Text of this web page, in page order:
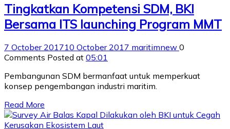
Tingkatkan Kompetensi SDM, BKI
Bersama ITS launching Program MMT
7 October 201710 October 2017 maritimnew 0
Comments Posted at 05:01
Pembangunan SDM bermanfaat untuk memperkuat
konsep pengembangan industri maritim.
Read More